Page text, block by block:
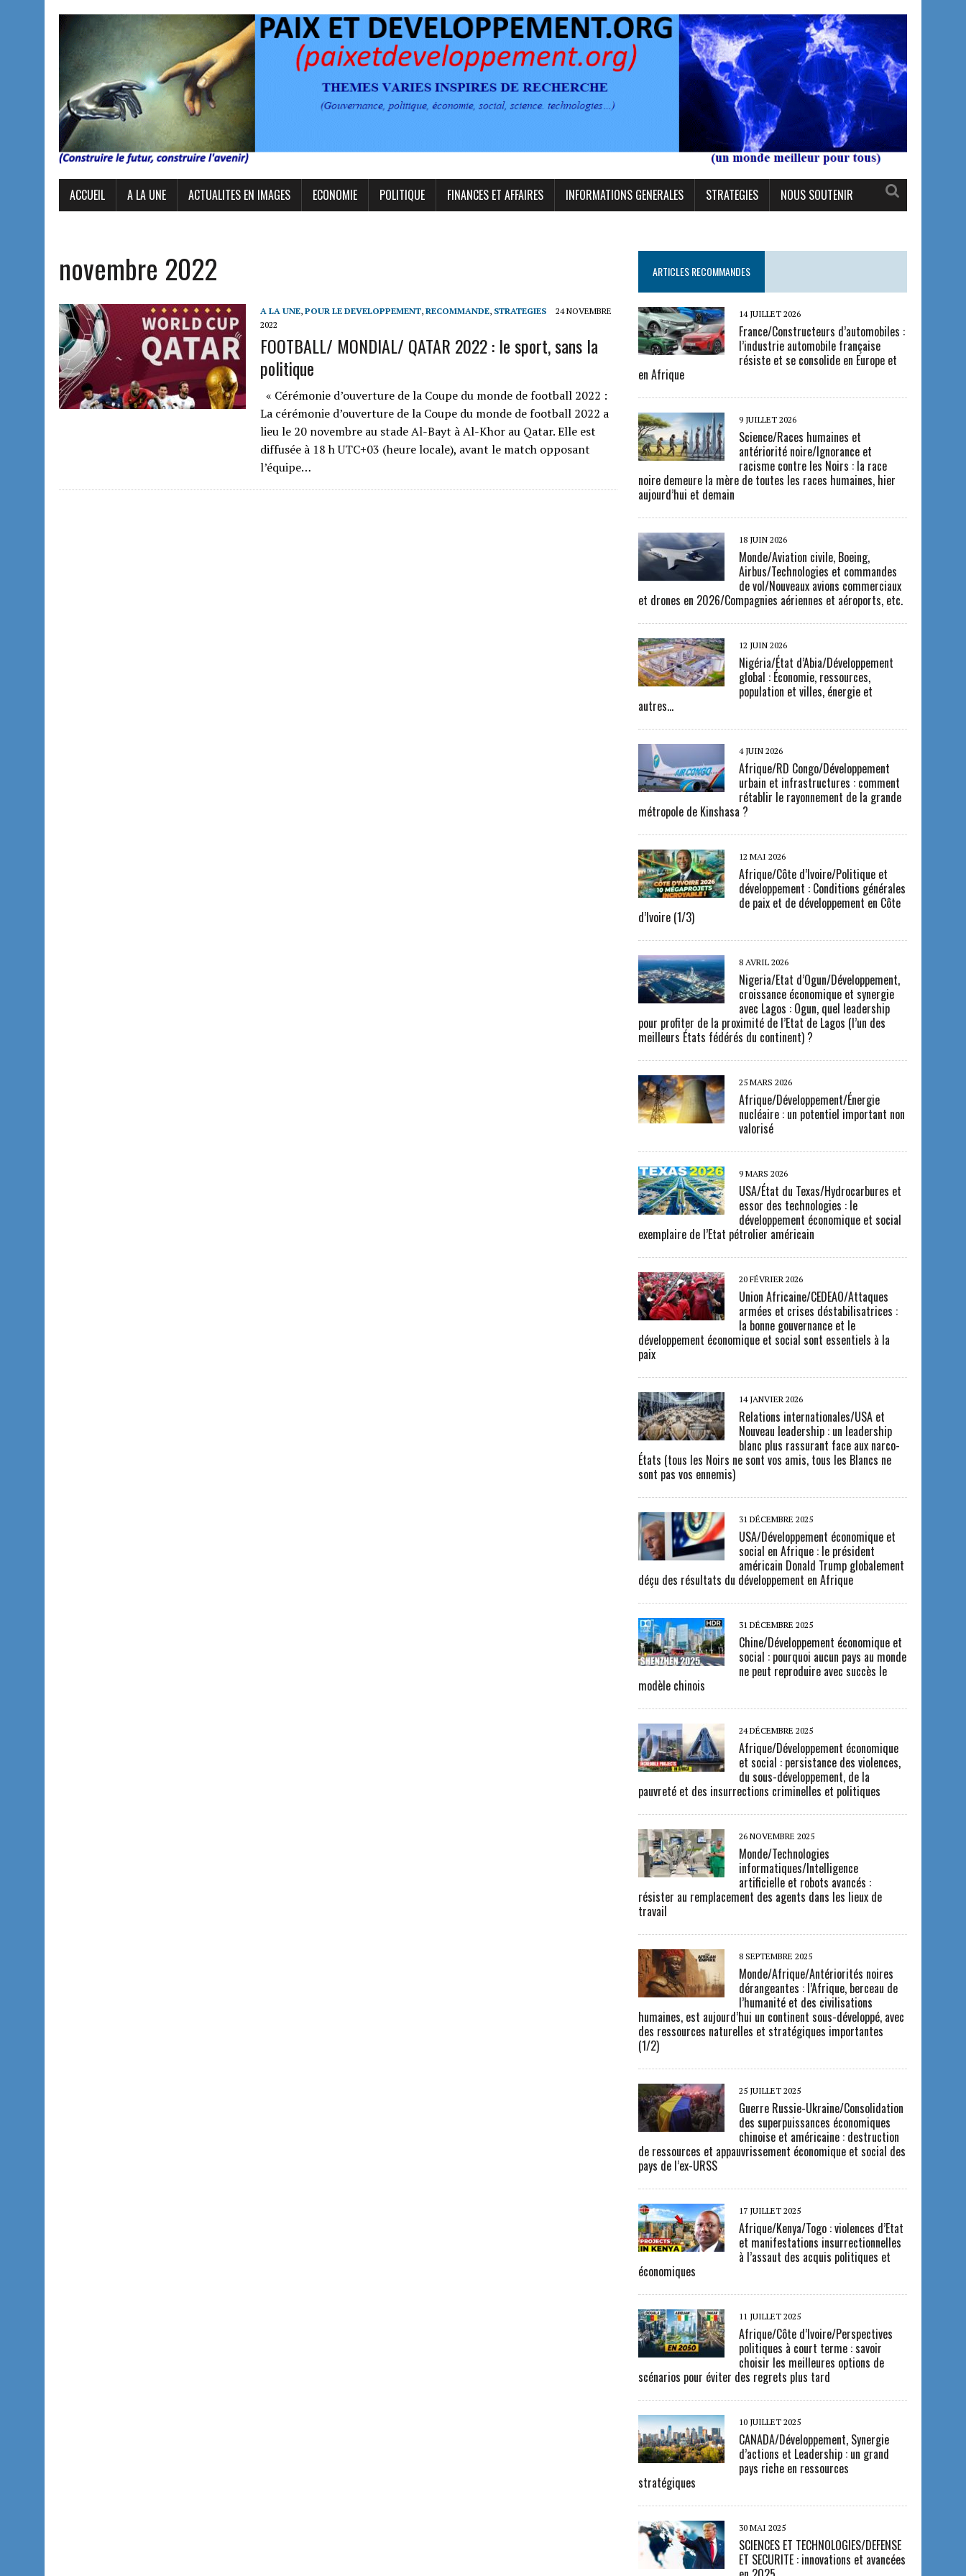
ACCUEIL A LA UNE ACTUALITES EN IMAGES ECONOMIE POLITIQUE FINANCES ET AFFAIRES INFORMATIONS GENERALES STRATEGIES NOUS SOUTENIR
novembre 2022
A LA UNE, POUR LE DEVELOPPEMENT, RECOMMANDE, STRATEGIES
24 NOVEMBRE
2022
FOOTBALL/ MONDIAL/ QATAR 2022 : le sport, sans la
politique
« Cérémonie d’ouverture de la Coupe du monde de football 2022 :
La cérémonie d’ouverture de la Coupe du monde de football 2022 a
lieu le 20 novembre au stade Al-Bayt à Al-Khor au Qatar. Elle est
diffusée à 18 h UTC+03 (heure locale), avant le match opposant
l’équipe…
ARTICLES RECOMMANDES
14 JUILLET 2026
France/Constructeurs d’automobiles :
l’industrie automobile française
résiste et se consolide en Europe et
en Afrique
9 JUILLET 2026
Science/Races humaines et
antériorité noire/Ignorance et
racisme contre les Noirs : la race
noire demeure la mère de toutes les races humaines, hier
aujourd’hui et demain
18 JUIN 2026
Monde/Aviation civile, Boeing,
Airbus/Technologies et commandes
de vol/Nouveaux avions commerciaux
et drones en 2026/Compagnies aériennes et aéroports, etc.
12 JUIN 2026
Nigéria/État d’Abia/Développement
global : Économie, ressources,
population et villes, énergie et
autres…
4 JUIN 2026
Afrique/RD Congo/Développement
urbain et infrastructures : comment
rétablir le rayonnement de la grande
métropole de Kinshasa ?
12 MAI 2026
Afrique/Côte d’Ivoire/Politique et
développement : Conditions générales
de paix et de développement en Côte
d’Ivoire (1/3)
8 AVRIL 2026
Nigeria/Etat d’Ogun/Développement,
croissance économique et synergie
avec Lagos : Ogun, quel leadership
pour profiter de la proximité de l’Etat de Lagos (l’un des
meilleurs États fédérés du continent) ?
25 MARS 2026
Afrique/Développement/Énergie
nucléaire : un potentiel important non
valorisé
9 MARS 2026
USA/État du Texas/Hydrocarbures et
essor des technologies : le
développement économique et social
exemplaire de l’Etat pétrolier américain
20 FÉVRIER 2026
Union Africaine/CEDEAO/Attaques
armées et crises déstabilisatrices :
la bonne gouvernance et le
développement économique et social sont essentiels à la
paix
14 JANVIER 2026
Relations internationales/USA et
Nouveau leadership : un leadership
blanc plus rassurant face aux narco-
États (tous les Noirs ne sont vos amis, tous les Blancs ne
sont pas vos ennemis)
31 DÉCEMBRE 2025
USA/Développement économique et
social en Afrique : le président
américain Donald Trump globalement
déçu des résultats du développement en Afrique
31 DÉCEMBRE 2025
Chine/Développement économique et
social : pourquoi aucun pays au monde
ne peut reproduire avec succès le
modèle chinois
24 DÉCEMBRE 2025
Afrique/Développement économique
et social : persistance des violences,
du sous-développement, de la
pauvreté et des insurrections criminelles et politiques
26 NOVEMBRE 2025
Monde/Technologies
informatiques/Intelligence
artificielle et robots avancés :
résister au remplacement des agents dans les lieux de
travail
8 SEPTEMBRE 2025
Monde/Afrique/Antériorités noires
dérangeantes : l’Afrique, berceau de
l’humanité et des civilisations
humaines, est aujourd’hui un continent sous-développé, avec
des ressources naturelles et stratégiques importantes
(1/2)
25 JUILLET 2025
Guerre Russie-Ukraine/Consolidation
des superpuissances économiques
chinoise et américaine : destruction
de ressources et appauvrissement économique et social des
pays de l’ex-URSS
17 JUILLET 2025
Afrique/Kenya/Togo : violences d’Etat
et manifestations insurrectionnelles
à l’assaut des acquis politiques et
économiques
11 JUILLET 2025
Afrique/Côte d’Ivoire/Perspectives
politiques à court terme : savoir
choisir les meilleures options de
scénarios pour éviter des regrets plus tard
10 JUILLET 2025
CANADA/Développement, Synergie
d’actions et Leadership : un grand
pays riche en ressources
stratégiques
30 MAI 2025
SCIENCES ET TECHNOLOGIES/DEFENSE
ET SECURITE : innovations et avancées